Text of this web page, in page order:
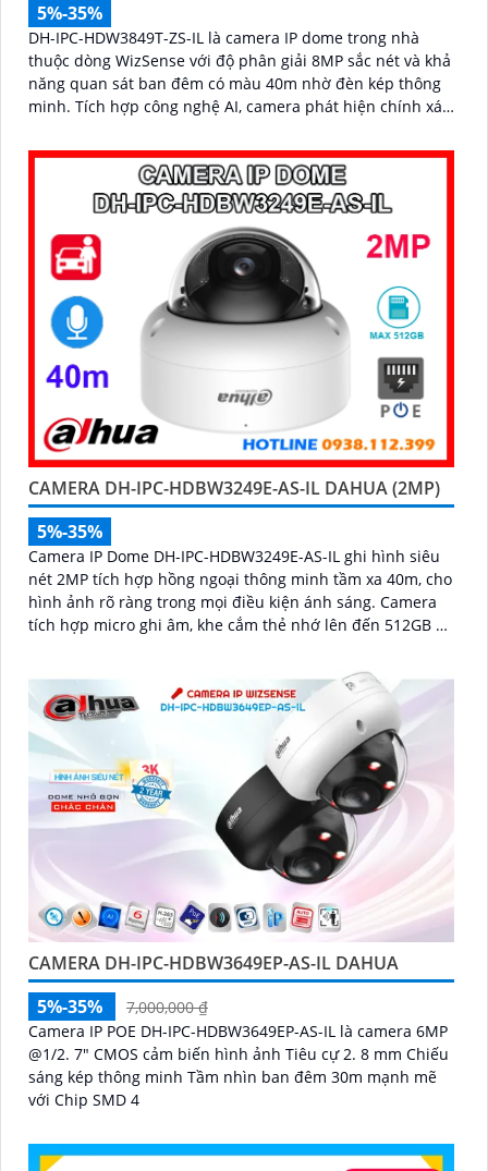
5%-35%
DH-IPC-HDW3849T-ZS-IL là camera IP dome trong nhà
thuộc dòng WizSense với độ phân giải 8MP sắc nét và khả
năng quan sát ban đêm có màu 40m nhờ đèn kép thông
minh. Tích hợp công nghệ AI, camera phát hiện chính xác
nhớ hỗ trợ đến 512GB đảm bảo lưu trữ linh hoạt và chi
tiết, hỗ trợ PoE tiện lợi đây là giải pháp giám sát an ninh
hiệu quả
CAMERA DH-IPC-HDBW3249E-AS-IL DAHUA (2MP)
5%-35%
Camera IP Dome DH-IPC-HDBW3249E-AS-IL ghi hình siêu
nét 2MP tích hợp hồng ngoại thông minh tầm xa 40m, cho
hình ảnh rõ ràng trong mọi điều kiện ánh sáng. Camera
tích hợp micro ghi âm, khe cắm thẻ nhớ lên đến 512GB và
CAMERA DH-IPC-HDBW3649EP-AS-IL DAHUA
5%-35%
7,000,000 ₫
Camera IP POE DH-IPC-HDBW3649EP-AS-IL là camera 6MP
@1/2. 7" CMOS cảm biến hình ảnh Tiêu cự 2. 8 mm Chiếu
sáng kép thông minh Tầm nhìn ban đêm 30m mạnh mẽ
với Chip SMD 4